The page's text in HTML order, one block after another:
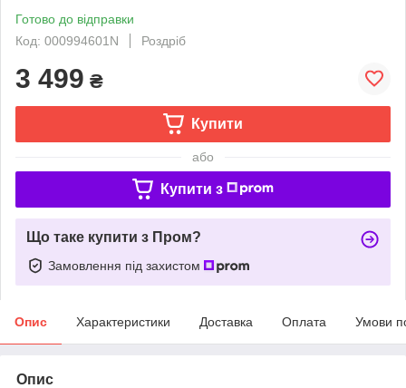
Готово до відправки
Код: 000994601N
Роздріб
3 499 ₴
Купити
або
Купити з
Що таке купити з Пром?
Замовлення під захистом
Опис Характеристики Доставка Оплата Умови
Опис